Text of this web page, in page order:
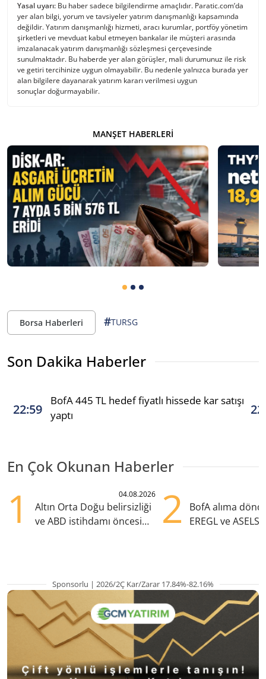
Yasal uyarı: Bu haber sadece bilgilendirme amaçlıdır. Paratic.com’da
yer alan bilgi, yorum ve tavsiyeler yatırım danışmanlığı kapsamında
değildir. Yatırım danışmanlığı hizmeti, aracı kurumlar, portföy yönetim
şirketleri ve mevduat kabul etmeyen bankalar ile müşteri arasında
imzalanacak yatırım danışmanlığı sözleşmesi çerçevesinde
sunulmaktadır. Bu haberde yer alan görüşler, mali durumunuz ile risk
ve getiri tercihinize uygun olmayabilir. Bu nedenle yalnızca burada yer
alan bilgilere dayanarak yatırım kararı verilmesi uygun
sonuçlar doğurmayabilir.
MANŞET HABERLERI
Borsa Haberleri #TURSG
Son Dakika Haberler
22:59
BofA 445 TL hedef fiyatlı hissede kar satışı
yaptı
En Çok Okunan Haberler
1 04.08.2026
Altın Orta Doğu belirsizliği
ve ABD istihdamı öncesi
2
BofA alıma
EREGL ve ASELS
Sponsorlu | 2026/2Ç Kar/Zarar 17.84%-82.16%